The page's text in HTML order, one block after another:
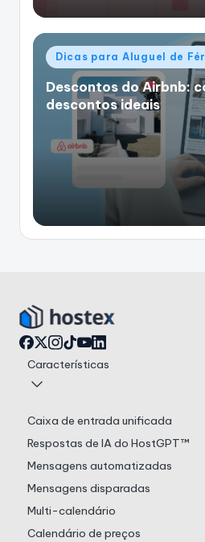
Postado
em
Dicas para Aluguel de
Descontos do Airbnb:
descontos ideais
Características
Caixa de entrada unificada
Respostas de IA do HostGPT™
Mensagens automatizadas
Mensagens disparadas
Multi-calendário
Calendário de preços